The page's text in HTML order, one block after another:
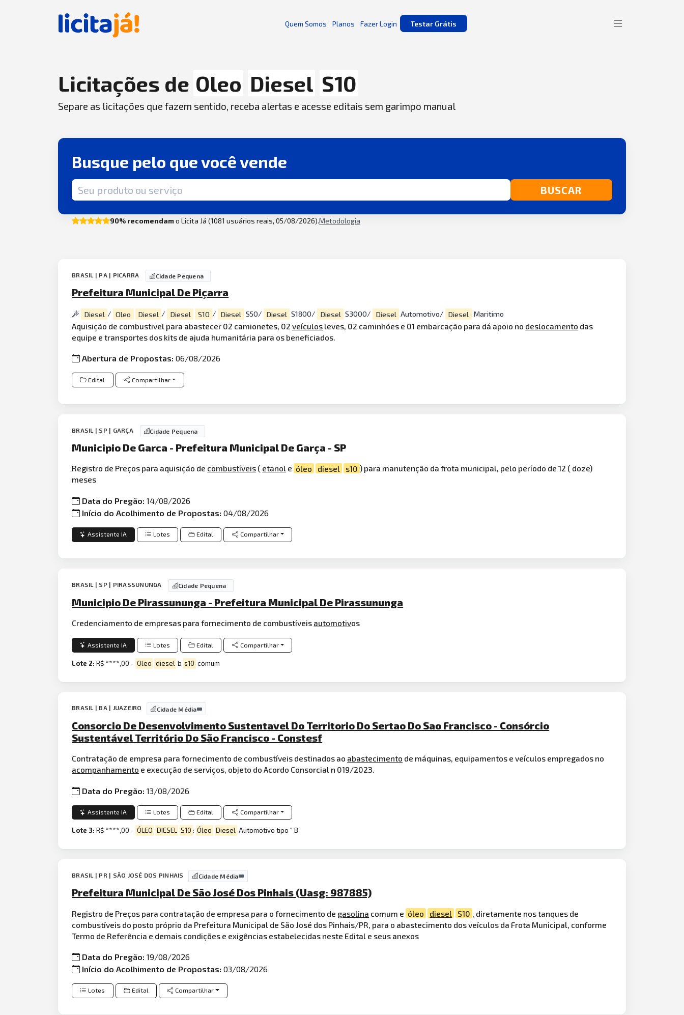
Quem Somos Planos Fazer Login Testar Grátis
Licitações de Oleo Diesel S10
Separe as licitações que fazem sentido, receba alertas e acesse editais sem garimpo manual
Busque pelo que você vende
Termo de busca BUSCAR
90% recomendamo Licita Já (1081 usuários reais, 05/08/2026).Metodologia
BRASIL | PA | PICARRA Cidade Pequena
Prefeitura Municipal De Piçarra
Diesel / Oleo Diesel / Diesel S10 / Diesel S50/ Diesel S1800/ Diesel S3000/ Diesel Automotivo/ Diesel Maritimo
Aquisição de combustivel para abastecer 02 camionetes, 02veículos leves, 02 caminhões e 01 embarcação para dá apoio no deslocamento das
equipe e transportes dos kits de ajuda humanitária para os beneficiados.
Abertura de Propostas:06/08/2026
Edital Compartilhar
BRASIL | SP | GARÇA Cidade Pequena
Municipio De Garca - Prefeitura Municipal De Garça - SP
Registro de Preços para aquisição de combustíveis ( etanol e óleo diesel s10 ) para manutenção da frota municipal, pelo período de 12 ( doze)
meses
Data do Pregão:14/08/2026
Início do Acolhimento de Propostas:04/08/2026
Assistente IA Lotes Edital Compartilhar
BRASIL | SP | PIRASSUNUNGA Cidade Pequena
Municipio De Pirassununga - Prefeitura Municipal De Pirassununga
Credenciamento de empresas para fornecimento de combustíveis automotivos
Assistente IA Lotes Edital Compartilhar
Lote 2:R$ ****,00 - Oleo diesel b s10 comum
BRASIL | BA | JUAZEIRO Cidade Média
Consorcio De Desenvolvimento Sustentavel Do Territorio Do Sertao Do Sao Francisco - Consórcio
Sustentável Território Do São Francisco - Constesf
Contratação de empresa para fornecimento de combustíveis destinados ao abastecimento de máquinas, equipamentos e veículos empregados no
acompanhamento e execução de serviços, objeto do Acordo Consorcial n 019/2023.
Data do Pregão:13/08/2026
Assistente IA Lotes Edital Compartilhar
Lote 3:R$ ****,00 - ÓLEO DIESEL S10 : Óleo Diesel Automotivo tipo " B
BRASIL | PR | SÃO JOSÉ DOS PINHAIS Cidade Média
Prefeitura Municipal De São José Dos Pinhais (Uasg: 987885)
Registro de Preços para contratação de empresa para o fornecimento de gasolina comum e óleo diesel S10
, diretamente nos tanques de
combustíveis do posto próprio da Prefeitura Municipal de São José dos Pinhais/PR, para o abastecimento dos veículos da Frota Municipal, conforme
Termo de Referência e demais condições e exigências estabelecidas neste Edital e seus anexos
Data do Pregão:19/08/2026
Início do Acolhimento de Propostas:03/08/2026
Lotes Edital Compartilhar